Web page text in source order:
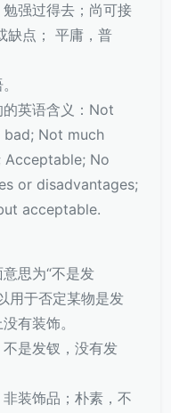
强过得去；尚可接
缺点； 平庸，普
英语含义：Not
Not much
Acceptable; No
or disadvantages;
acceptable.
思为“不是发
用于否定某物是发
有装饰。
是发钗，没有发
装饰品；朴素，不